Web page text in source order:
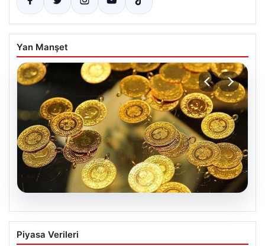
Yan Manşet
Altın fiyatları canlı 7 Nisan 2026: Altın
fiyatları bugün ne kadar oldu?
Piyasa Verileri